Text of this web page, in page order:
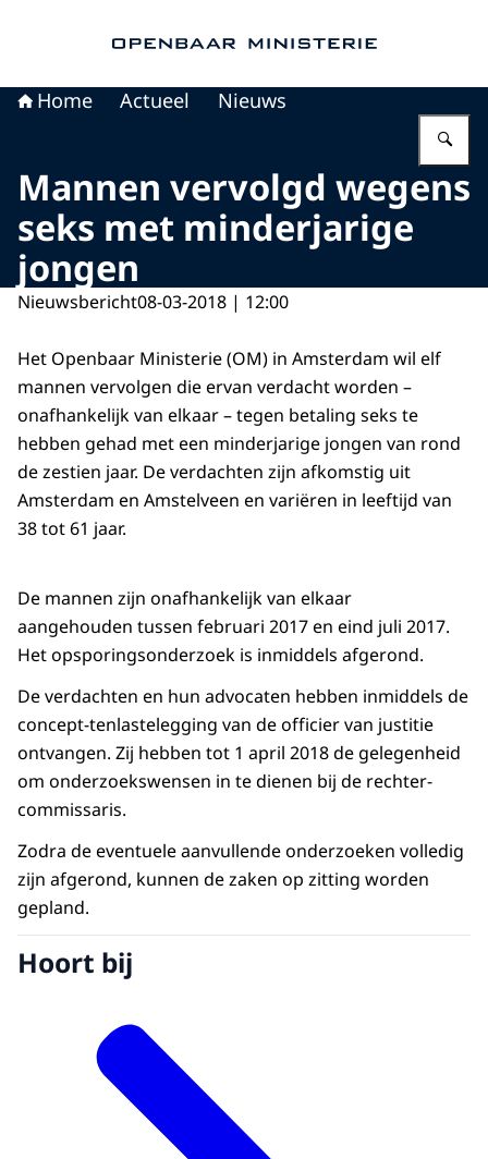
Home Actueel Nieuws
Mannen vervolgd wegens
seks met minderjarige
jongen
Nieuwsbericht08-03-2018 | 12:00
Het Openbaar Ministerie (OM) in Amsterdam wil elf
mannen vervolgen die ervan verdacht worden –
onafhankelijk van elkaar – tegen betaling seks te
hebben gehad met een minderjarige jongen van rond
de zestien jaar. De verdachten zijn afkomstig uit
Amsterdam en Amstelveen en variëren in leeftijd van
38 tot 61 jaar.
De mannen zijn onafhankelijk van elkaar
aangehouden tussen februari 2017 en eind juli 2017.
Het opsporingsonderzoek is inmiddels afgerond.
De verdachten en hun advocaten hebben inmiddels de
concept-tenlastelegging van de officier van justitie
ontvangen. Zij hebben tot 1 april 2018 de gelegenheid
om onderzoekswensen in te dienen bij de rechter-
commissaris.
Zodra de eventuele aanvullende onderzoeken volledig
zijn afgerond, kunnen de zaken op zitting worden
gepland.
Hoort bij